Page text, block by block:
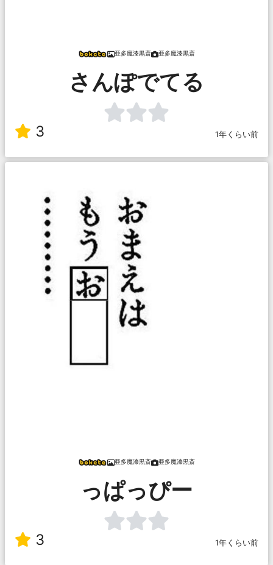
亜多魔漆黒斎 亜多魔漆黒斎
さんぽでてる
3 1年くらい前
亜多魔漆黒斎 亜多魔漆黒斎
っぱっぴー
3 1年くらい前